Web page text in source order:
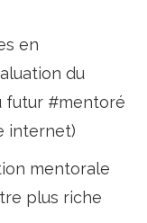
en
du
futur #mentoré
internet)
mentorale
plus riche